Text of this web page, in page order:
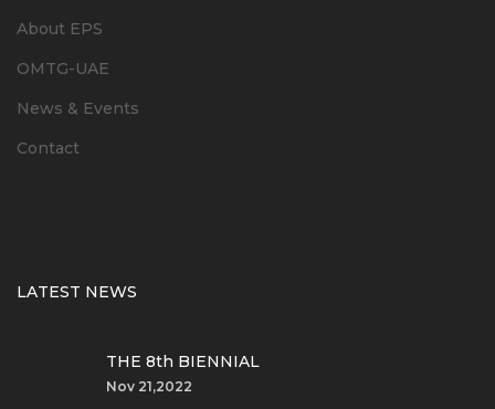
About EPS
OMTG-UAE
News & Events
Contact
LATEST NEWS
THE 8th BIENNIAL
Nov 21,2022